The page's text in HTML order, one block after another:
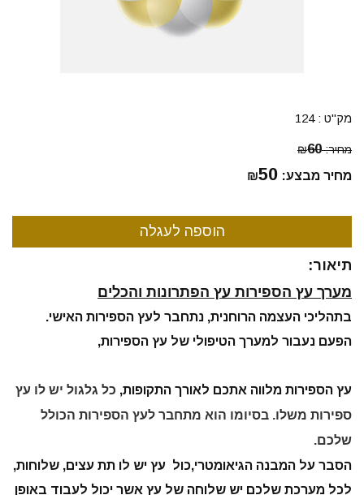
מק"ט :124
מחיר: ₪60
מחיר מבצע: ₪50
תיאור:
מערך עץ הספירות עץ הפתרונות והכלים
בתהליכי העצמה הרוחנית, נתחבר לעץ הספירות האישי.
הפעם נעבור למערך הטיפולי של עץ הספירות,
עץ הספירות מלווה אתכם לאורך התקופות, כל גלגול יש לו עץ
ספירות משלו. בסיומו הוא מתחבר לעץ הספירות הכולל
שלכם.
הסבר על המבנה הגיאומטרי,כול עץ יש לו תת עצים, שלוחות,
לכל מערכת שלכם יש שלוחה של עץ אשר יכול לעבוד באופן